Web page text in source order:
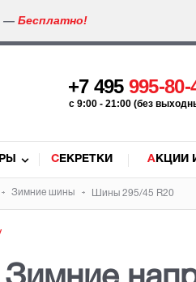
— Бесплатно!
+7 495 995-80-
c 9:00 - 21:00 (без
СЕКРЕТКИ
Зимние шины Шины 295/45 R20